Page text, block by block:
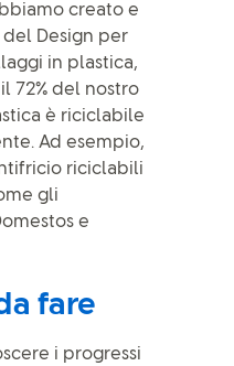
creato e
Design per
in plastica,
72% del nostro
è riciclabile
Ad esempio,
riciclabili
gli
e
fare
i progressi